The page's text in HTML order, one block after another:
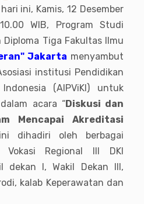
ini, Kamis, 12 Desember
WIB, Program Studi
Diploma Tiga Fakultas Ilmu
Jakarta menyambut
institusi Pendidikan
(AIPViKI) untuk
acara “Diskusi dan
Mencapai Akreditasi
dihadiri oleh berbagai
Vokasi Regional III DKI
dekan I, Wakil Dekan III,
kalab Keperawatan dan